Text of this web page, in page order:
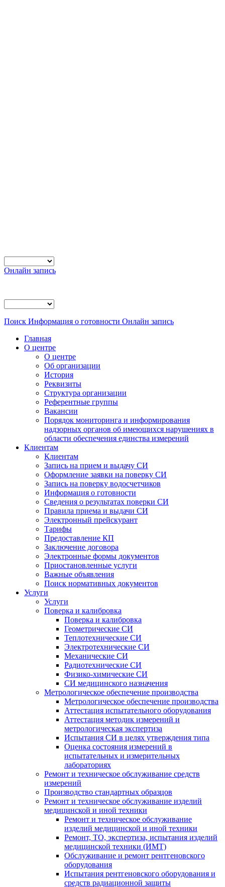
Онлайн запись
Поиск Информация о готовности Онлайн запись
Главная
О центре
О центре
Об организации
История
Реквизиты
Структура организации
Референтные группы
Вакансии
Порядок мониторинга и информирования
надзорных органов об имеющихся нарушениях в
области обеспечения единства измерений
Клиентам
Клиентам
Запись на прием и выдачу СИ
Оформление заявки на поверку СИ
Запись на поверку водосчетчиков
Информация о готовности
Сведения о результатах поверки СИ
Правила приема и выдачи СИ
Электронный прейскурант
Тарифы
Предоставление КП
Заключение договора
Электронные формы документов
Приостановленные услуги
Важные объявления
Поиск нормативных документов
Услуги
Услуги
Поверка и калибровка
Поверка и калибровка
Геометрические СИ
Теплотехнические СИ
Электротехнические СИ
Механические СИ
Радиотехнические СИ
Физико-химические СИ
СИ медицинского назначения
Метрологическое обеспечение производства
Метрологическое обеспечение производства
Аттестация испытательного оборудования
Аттестация методик измерений и
метрологическая экспертиза
Испытания СИ в целях утверждения типа
Оценка состояния измерений в
испытательных и измерительных
лабораториях
Ремонт и техническое обслуживание средств
измерений
Производство стандартных образцов
Ремонт и техническое обслуживание изделий
медицинской и иной техники
Ремонт и техническое обслуживание
изделий медицинской и иной техники
Ремонт, ТО, экспертиза, испытания изделий
медицинской техники (ИМТ)
Обслуживание и ремонт рентгеновского
оборудования
Испытания рентгеновского оборудования и
средств радиационной защиты